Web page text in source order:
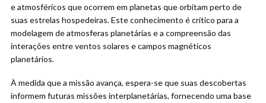
e atmosféricos que ocorrem em planetas que orbitam perto de
suas estrelas hospedeiras. Este conhecimento é crítico para a
modelagem de atmosferas planetárias e a compreensão das
interações entre ventos solares e campos magnéticos
planetários.
À medida que a missão avança, espera-se que suas descobertas
informem futuras missões interplanetárias, fornecendo uma base